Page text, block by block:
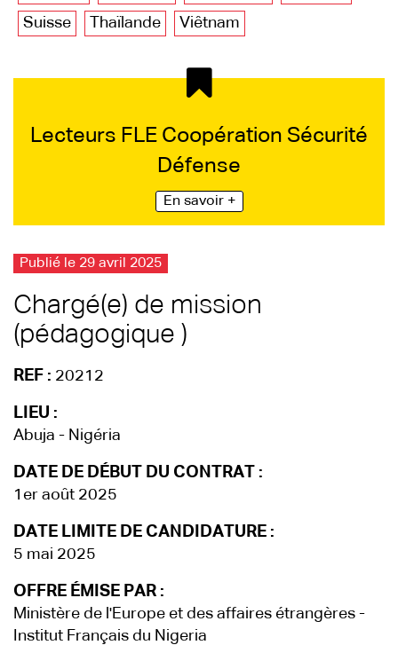
Suisse
Thaïlande Viêtnam
Lecteurs FLE Coopération Sécurité
Défense
En savoir +
Publié le 29 avril 2025
Chargé(e) de mission
(pédagogique )
REF : 20212
LIEU :
Abuja - Nigéria
DATE DE DÉBUT DU CONTRAT :
1er août 2025
DATE LIMITE DE CANDIDATURE :
5 mai 2025
OFFRE ÉMISE PAR :
Ministère de l'Europe et des affaires étrangères -
Institut Français du Nigeria